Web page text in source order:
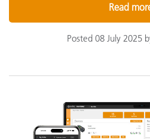
Read
Posted 08 July 2025